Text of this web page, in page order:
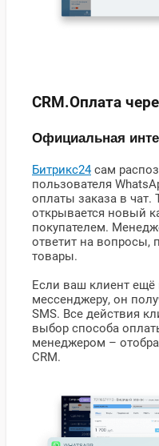
CRM.Оплата
Официальная
Битрикс24сам
пользователя
оплаты заказа в
открывается новый
покупателем.
ответит на вопросы,
товары.
Если ваш клиент ещё
мессенджеру, он
SMS. Все действия
выбор способа
менеджером –
CRM.